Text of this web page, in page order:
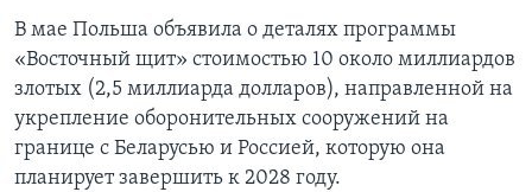
В мае Польша объявила о деталях программы
«Восточный щит» стоимостью 10 около миллиардов
злотых (2,5 миллиарда долларов), направленной на
укрепление оборонительных сооружений на
границе с Беларусью и Россией, которую она
планирует завершить к 2028 году.